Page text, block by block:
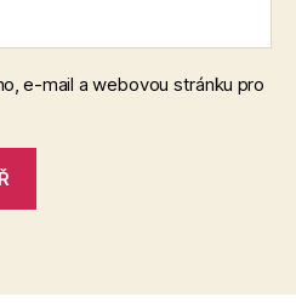
e-mail a webovou stránku pro